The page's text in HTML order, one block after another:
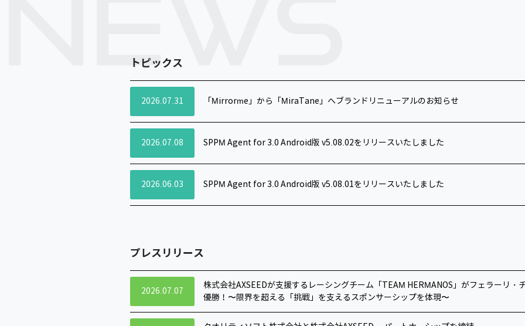
トピックス
2026.07.31 「Mirrorme」から「MiraTane」へブランドリニューアルのお知らせ
2026.07.08 SPPM Agent for 3.0 Android版 v5.08.02をリリースいたしました
2026.06.03 SPPM Agent for 3.0 Android版 v5.08.01をリリースいたしました
プレスリリース
2026.07.07
株式会社AXSEEDが支援するレーシングチーム「TEAM HERMANOS」がフェラーリ・
優勝！〜限界を超える「挑戦」を支えるスポンサーシップを体現〜